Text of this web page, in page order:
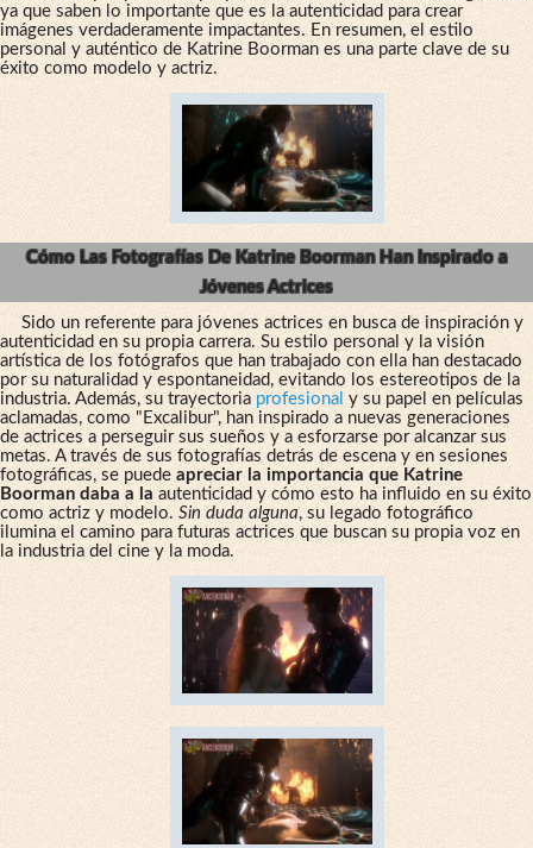
ya que saben lo importante que es la autenticidad para crear
imágenes verdaderamente impactantes. En resumen, el estilo
personal y auténtico de Katrine Boorman es una parte clave de su
éxito como modelo y actriz.
Cómo Las Fotografías De Katrine Boorman Han Inspirado a
Jóvenes Actrices
Sido un referente para jóvenes actrices en busca de inspiración y
autenticidad en su propia carrera. Su estilo personal y la visión
artística de los fotógrafos que han trabajado con ella han destacado
por su naturalidad y espontaneidad, evitando los estereotipos de la
industria. Además, su trayectoria profesional y su papel en películas
aclamadas, como "Excalibur", han inspirado a nuevas generaciones
de actrices a perseguir sus sueños y a esforzarse por alcanzar sus
metas. A través de sus fotografías detrás de escena y en sesiones
fotográficas, se puede apreciar la importancia que Katrine
Boorman daba a la autenticidad y cómo esto ha influido en su éxito
como actriz y modelo. Sin duda alguna, su legado fotográfico
ilumina el camino para futuras actrices que buscan su propia voz en
la industria del cine y la moda.